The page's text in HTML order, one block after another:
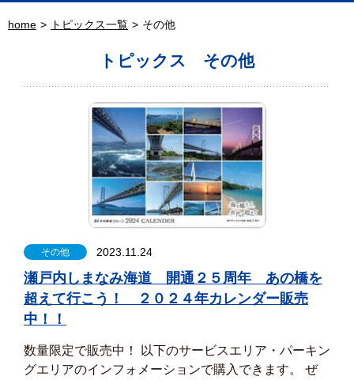
home トピックス一覧 その他
トピックス その他
その他 2023.11.24
瀬戸内しまなみ海道 開通２５周年 あの橋を
超えて行こう！ ２０２４年カレンダー販売
中！！
数量限定で販売中！ 以下のサービスエリア・パーキン
グエリアのインフォメーションで購入できます。 ぜ